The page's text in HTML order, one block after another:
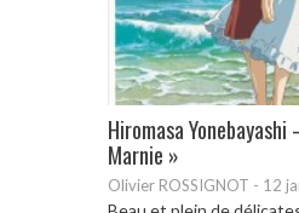
Hiromasa
Marnie »
Olivier ROSSIGNOT - 12